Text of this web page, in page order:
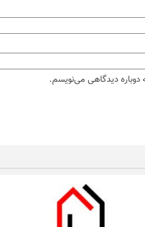
دوباره دیدگاهی می‌نویسم.